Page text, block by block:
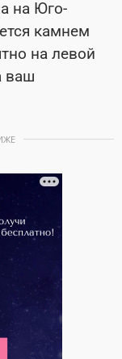
на Юго-
камнем
на левой
ваш